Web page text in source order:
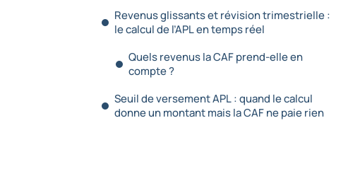
Revenus glissants et révision trimestrielle :
le calcul de l’APL en temps réel
Quels revenus la CAF prend-elle en
compte ?
Seuil de versement APL : quand le calcul
donne un montant mais la CAF ne paie rien